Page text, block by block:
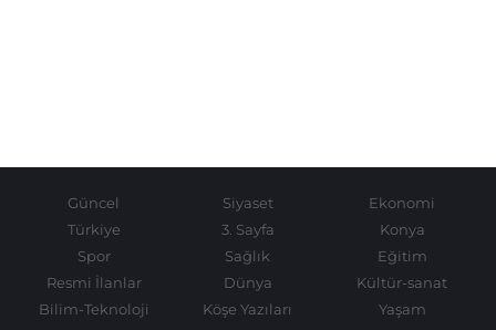
Güncel Siyaset
Ekonomi
Türkiye
3. Sayfa
Konya
Spor
Sağlık
Eğitim
Resmi İlanlar
Dünya
Kültür-sanat
Bilim-Teknoloji
Köşe Yazıları Yaşam